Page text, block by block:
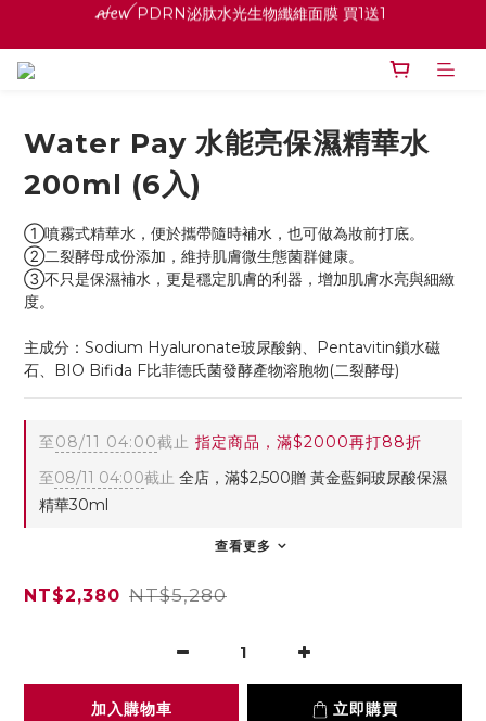
ꫛꫀꪝ PDRN泌肽水光生物纖維面膜 買1送1
寵愛之名官網會員招募中 ♡ 八月消費紅利加倍送
ꫛꫀꪝ PDRN泌肽水光生物纖維面膜 買1送1
Water Pay 水能亮保濕精華水
200ml (6入)
①噴霧式精華水，便於攜帶隨時補水，也可做為妝前打底。
②二裂酵母成份添加，維持肌膚微生態菌群健康。
③不只是保濕補水，更是穩定肌膚的利器，增加肌膚水亮與細緻
度。
主成分：Sodium Hyaluronate玻尿酸鈉、Pentavitin鎖水磁
石、BIO Bifida F比菲德氏菌發酵產物溶胞物(二裂酵母)
至08/11 04:00截止 指定商品，滿$2000再打88折
至08/11 04:00截止 全店，滿$2,500贈 黃金藍銅玻尿酸保濕
精華30ml
查看更多
NT$2,380 NT$5,280
加入購物車 立即購買